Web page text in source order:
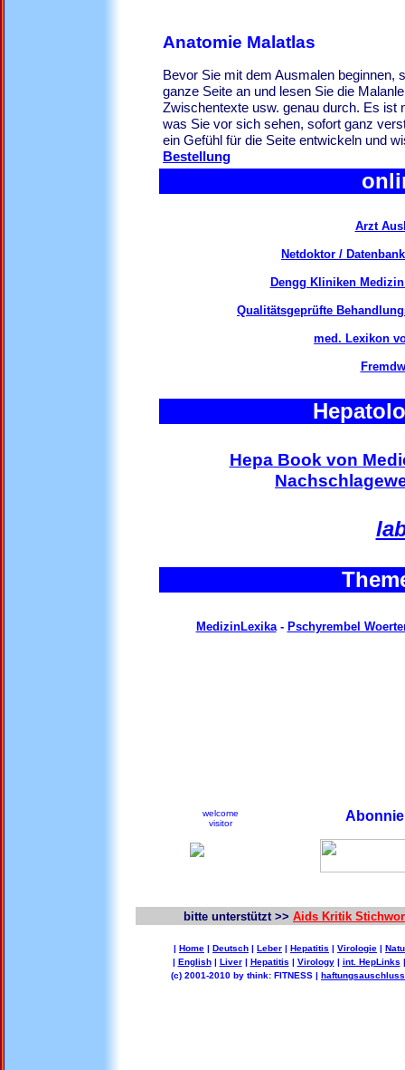
Anatomie Malatlas
Bevor Sie mit dem Ausmalen beginnen,
ganze Seite an und lesen Sie die
Zwischentexte usw. genau durch. Es ist
was Sie vor sich sehen, sofort ganz
ein Gefühl für die Seite entwickeln und
Bestellung
Arzt
Netdoktor /
Dengg Kliniken
Qualitätsgeprüfte
med. Lexikon
Hepa Book von
MedizinLexika- Pschyrembel
welcome
visitor
bitte unterstützt >> Aids Kritik
| Home | Deutsch | Leber | Hepatitis | Virologie |
| English| Liver| Hepatitis | Virology| int. HepLinks
(c) 2001-2010 by think: FITNESS |